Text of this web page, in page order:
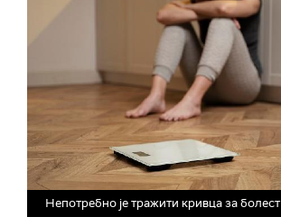
Непотребно је тражити кривца за болест